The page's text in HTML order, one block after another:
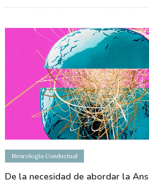
Neurología Conductual
De la necesidad de abordar la